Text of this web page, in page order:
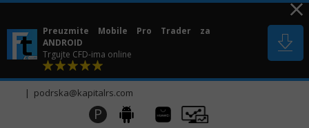
Skip
content
Preuzmite Mobile Pro Trader za
ANDROID
Trgujte CFD-ima online
| podrska@kapitalrs.com
P Android
Huawei
AppGallery
Pro
Trader